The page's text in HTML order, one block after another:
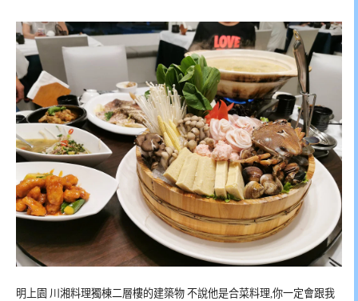
明上園 川湘料理獨棟二層樓的建築物 不說他是合菜料理,你一定會跟我